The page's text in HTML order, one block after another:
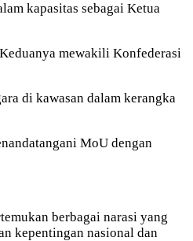
kapasitas sebagai Ketua
mewakili Konfederasi
di kawasan dalam kerangka
MoU dengan
berbagai narasi yang
kepentingan nasional dan